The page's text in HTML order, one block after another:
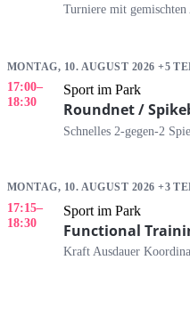
Turniere mit
MONTAG, 10. AUGUST 2026 +5
17:00–
18:30
Sport im Park
Roundnet /
Schnelles 2-gegen-2
MONTAG, 10. AUGUST 2026 +3
17:15–
18:30
Sport im Park
Functional
Kraft Ausdauer